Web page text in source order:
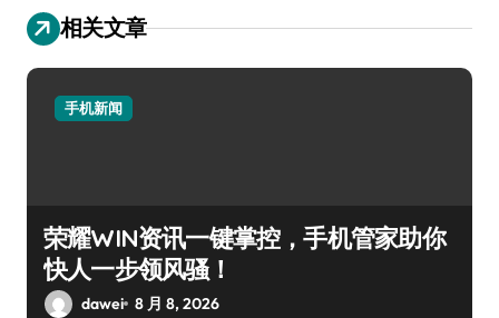
相关文章
手机新闻
荣耀WIN资讯一键掌控，手机管家助你
快人一步领风骚！
dawei 8 月 8, 2026